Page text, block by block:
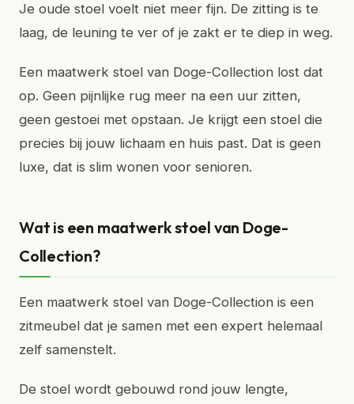
Je oude stoel voelt niet meer fijn. De zitting is te
laag, de leuning te ver of je zakt er te diep in weg.
Een maatwerk stoel van Doge-Collection lost dat
op. Geen pijnlijke rug meer na een uur zitten,
geen gestoei met opstaan. Je krijgt een stoel die
precies bij jouw lichaam en huis past. Dat is geen
luxe, dat is slim wonen voor senioren.
Wat is een maatwerk stoel van Doge-
Collection?
Een maatwerk stoel van Doge-Collection is een
zitmeubel dat je samen met een expert helemaal
zelf samenstelt.
De stoel wordt gebouwd rond jouw lengte,